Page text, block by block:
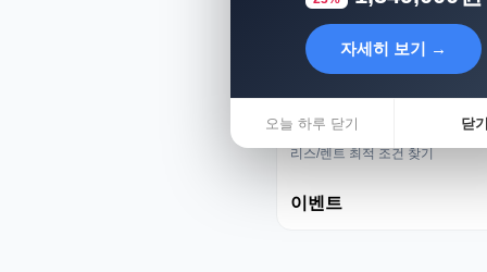
리스렌트 성지
리스/렌트 최적 조건 찾기
이벤트
자세히 보기 →
오늘 하루 닫기 닫